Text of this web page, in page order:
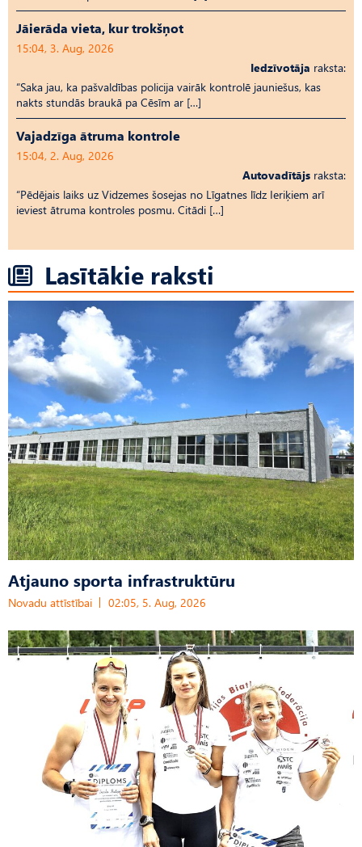
Jāierāda vieta, kur trokšņot
15:04, 3. Aug, 2026
Iedzīvotāja raksta:
“Saka jau, ka pašvaldības policija vairāk kontrolē jauniešus, kas
nakts stundās braukā pa Cēsīm ar […]
Vajadzīga ātruma kontrole
15:04, 2. Aug, 2026
Autovadītājs raksta:
“Pēdējais laiks uz Vid­ze­mes šosejas no Līgatnes līdz Ieriķiem arī
ieviest ātruma kontroles posmu. Citādi […]
Lasītākie raksti
Atjauno sporta infrastruktūru
Novadu attīstībai 02:05, 5. Aug, 2026